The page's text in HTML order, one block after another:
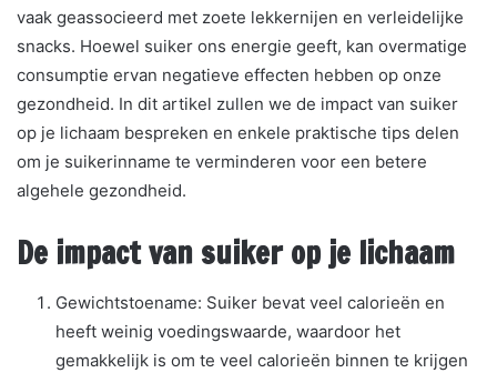
vaak geassocieerd met zoete lekkernijen en verleidelijke
snacks. Hoewel suiker ons energie geeft, kan overmatige
consumptie ervan negatieve effecten hebben op onze
gezondheid. In dit artikel zullen we de impact van suiker
op je lichaam bespreken en enkele praktische tips delen
om je suikerinname te verminderen voor een betere
algehele gezondheid.
De impact van suiker op je lichaam
Gewichtstoename: Suiker bevat veel calorieën en
heeft weinig voedingswaarde, waardoor het
gemakkelijk is om te veel calorieën binnen te krijgen